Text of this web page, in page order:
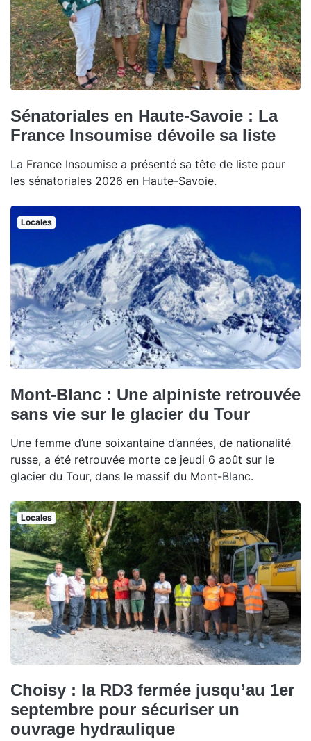
Sénatoriales en Haute-Savoie : La
France Insoumise dévoile sa liste
La France Insoumise a présenté sa tête de liste pour
les sénatoriales 2026 en Haute-Savoie.
Locales
Mont-Blanc : Une alpiniste retrouvée
sans vie sur le glacier du Tour
Une femme d’une soixantaine d’années, de nationalité
russe, a été retrouvée morte ce jeudi 6 août sur le
glacier du Tour, dans le massif du Mont-Blanc.
Locales
Choisy : la RD3 fermée jusqu’au 1er
septembre pour sécuriser un
ouvrage hydraulique